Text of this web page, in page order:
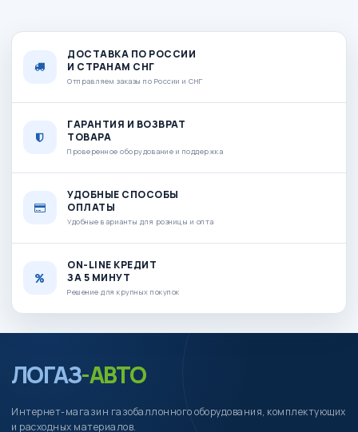
ДОСТАВКА ПО РОССИИ
И СТРАНАМ СНГ
Отправляем заказы по России и СНГ
ГАРАНТИЯ И ВОЗВРАТ
ТОВАРА
Проверенное оборудование и поддержка
УДОБНЫЕ СПОСОБЫ
ОПЛАТЫ
Удобные варианты для розницы и опта
ON-LINE КРЕДИТ
ЗА 5 МИНУТ
Решение для крупных покупок
ЛОГАЗ-АВТО
Интернет-магазин газобаллонного оборудования, комплектующих
и расходных материалов.